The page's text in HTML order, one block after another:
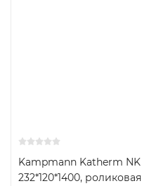
Kampmann Katherm NK
232*120*1400, роликовая